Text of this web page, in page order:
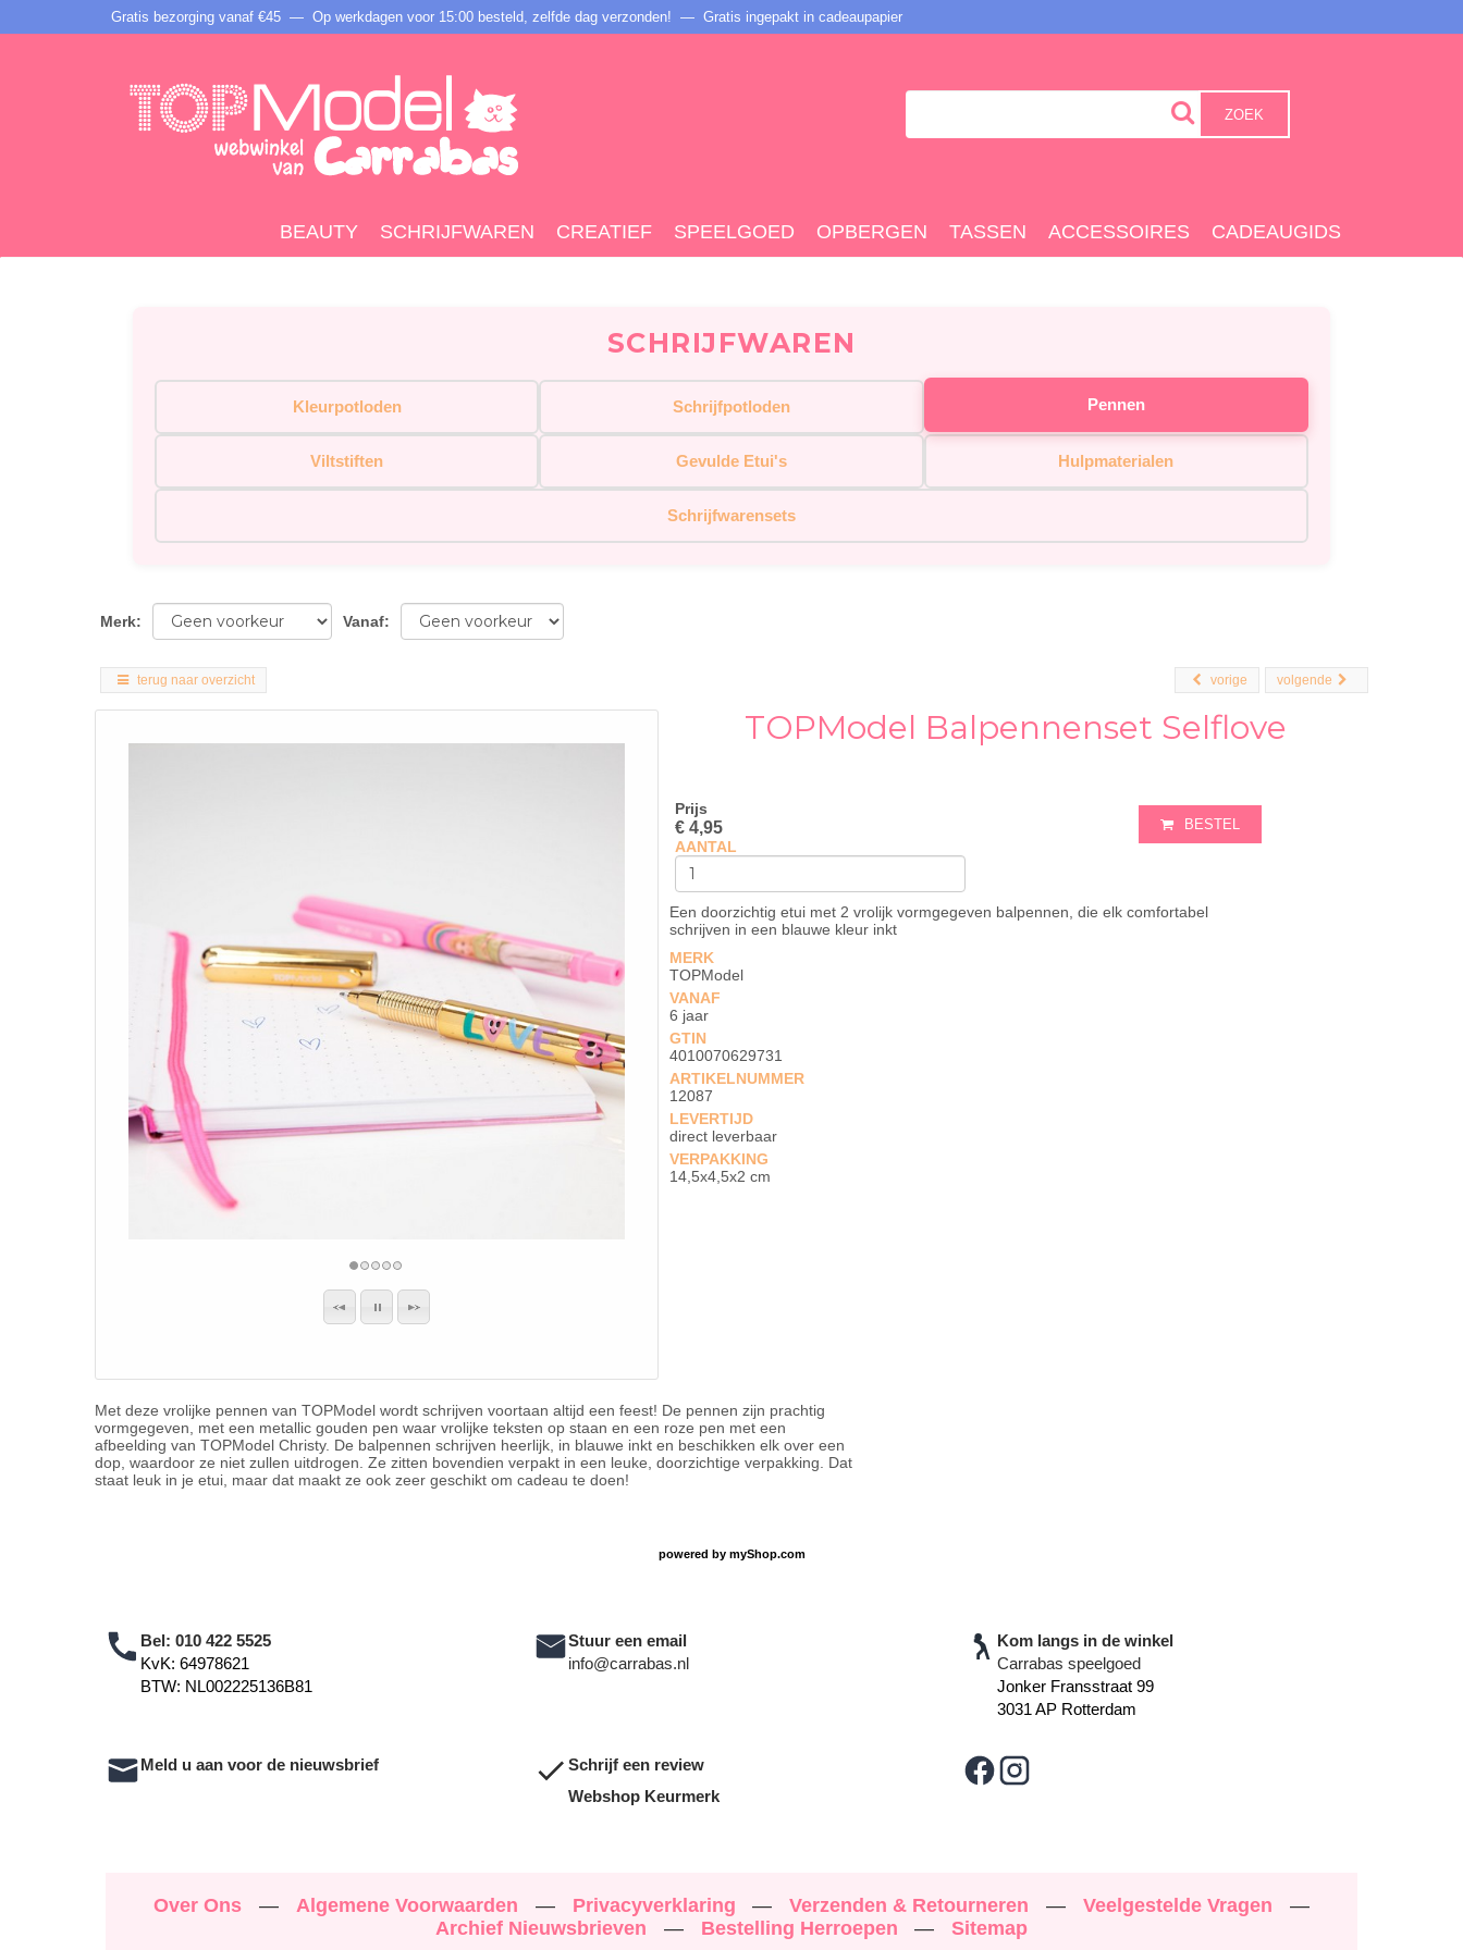
Gratis bezorging vanaf €45 — Op werkdagen voor 15:00 besteld, zelfde dag verzonden! — Gratis ingepakt in cadeaupapier
ZOEK
BEAUTY SCHRIJFWAREN CREATIEF SPEELGOED OPBERGEN TASSEN ACCESSOIRES CADEAUGIDS
SCHRIJFWAREN
Kleurpotloden Schrijfpotloden Pennen
Viltstiften Gevulde Etui's Hulpmaterialen
Schrijfwarensets
Merk: Vanaf:
terug naar overzicht volgende
vorige
TOPModel Balpennenset Selflove
Prijs
€ 4,95
AANTAL
BESTEL
Een doorzichtig etui met 2 vrolijk vormgegeven balpennen, die elk comfortabel
schrijven in een blauwe kleur inkt
MERK
TOPModel
VANAF
6 jaar
GTIN
4010070629731
ARTIKELNUMMER
12087
LEVERTIJD
direct leverbaar
VERPAKKING
14,5x4,5x2 cm
Met deze vrolijke pennen van TOPModel wordt schrijven voortaan altijd een feest! De pennen zijn prachtig
vormgegeven, met een metallic gouden pen waar vrolijke teksten op staan en een roze pen met een
afbeelding van TOPModel Christy. De balpennen schrijven heerlijk, in blauwe inkt en beschikken elk over een
dop, waardoor ze niet zullen uitdrogen. Ze zitten bovendien verpakt in een leuke, doorzichtige verpakking. Dat
staat leuk in je etui, maar dat maakt ze ook zeer geschikt om cadeau te doen!
powered by myShop.com
Bel: 010 422 5525
KvK: 64978621
BTW: NL002225136B81
Stuur een email
info@carrabas.nl
Kom langs in de winkel
Carrabas speelgoed
Jonker Fransstraat 99
3031 AP Rotterdam
Meld u aan voor de nieuwsbrief
Schrijf een review
Webshop Keurmerk
Over Ons — Algemene Voorwaarden — Privacyverklaring — Verzenden & Retourneren — Veelgestelde Vragen
—
Archief Nieuwsbrieven
— Bestelling Herroepen — Sitemap